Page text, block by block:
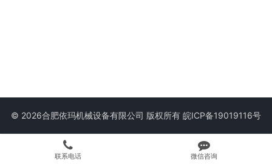
© 2026合肥依玛机械设备有限公司 版权所有 皖ICP备19019116号
联系电话 微信咨询